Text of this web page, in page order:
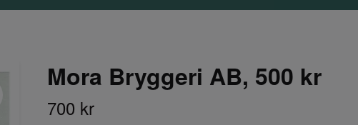
Mora Bryggeri AB, 500 kr
700 kr